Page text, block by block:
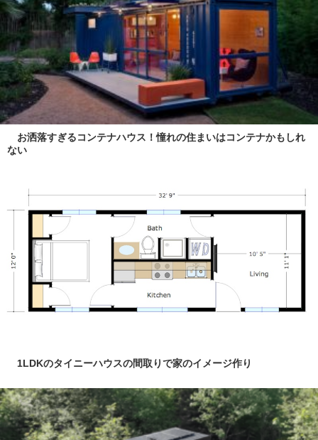
お洒落すぎるコンテナハウス！憧れの住まいはコンテナかもしれ
ない
1LDKのタイニーハウスの間取りで家のイメージ作り